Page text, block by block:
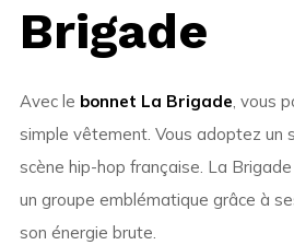
Brigade
Avec le bonnet La Brigade, vous
simple vêtement. Vous adoptez un
scène hip-hop française. La
un groupe emblématique grâce à
son énergie brute.